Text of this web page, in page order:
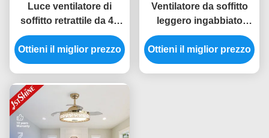
Luce ventilatore di
soffitto retrattile da 42
pollici per comfort e
comodità
Ottieni il miglior prezzo
Ventilatore da soffitto
leggero ingabbiato
telecomando,
ventilatore da soffitto
decorativo del LED
Ottieni il miglior prezzo